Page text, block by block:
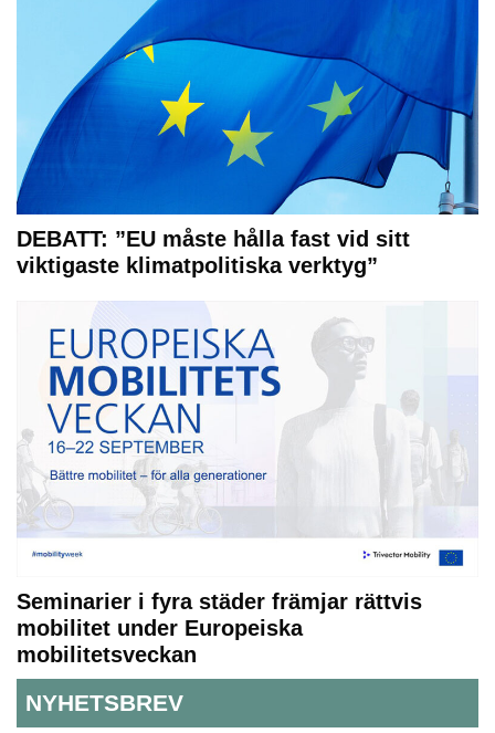
DEBATT: ”EU måste hålla fast vid sitt
viktigaste klimatpolitiska verktyg”
Seminarier i fyra städer främjar rättvis
mobilitet under Europeiska
mobilitetsveckan
NYHETSBREV